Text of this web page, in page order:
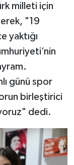
milleti için
"19
yaktığı
günü spor
birleştirici
dedi.